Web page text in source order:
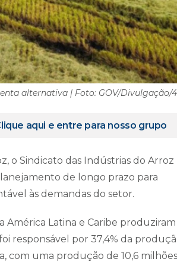
alternativa | Foto: GOV/Divulgação/
aqui e entre para nosso grupo
o Sindicato das Indústrias do Arroz
de longo prazo para
às demandas do setor.
América Latina e Caribe produziram
responsável por 37,4% da
com uma produção de 10,6